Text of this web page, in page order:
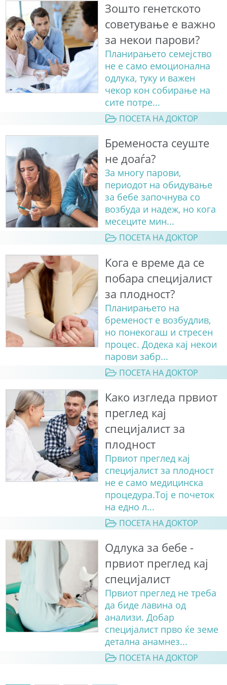
Зошто генетското
советување е важно
за некои парови?
Планирањето семејство
не е само емоционална
одлука, туку и важен
чекор кон собирање на
сите потре...
ПОСЕТА НА ДОКТОР
Бременоста сеуште
не доаѓа?
За многу парови,
периодот на обидување
за бебе започнува со
возбуда и надеж, но кога
месеците мин...
ПОСЕТА НА ДОКТОР
Кога е време да се
побара специјалист
за плодност?
Планирањето на
бременост е возбудлив,
но понекогаш и стресен
процес. Додека кај некои
парови забр...
ПОСЕТА НА ДОКТОР
Како изгледа првиот
преглед кај
специјалист за
плодност
Првиот преглед кај
специјалист за плодност
не е само медицинска
процедура.Тој е почеток
на едно л...
ПОСЕТА НА ДОКТОР
Одлука за бебе -
првиот преглед кај
специјалист
Првиот преглед не треба
да биде лавина од
анализи. Добар
специјалист прво ќе земе
детална анамнез...
ПОСЕТА НА ДОКТОР